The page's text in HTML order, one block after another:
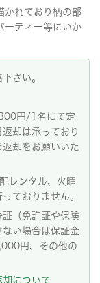
かれており柄の部
ーティー等にいか
さい。
円/1名にて定
却は承っており
却をお願いいた
レンタル、火曜
ておりません。
（免許証や保険
い場合は保証金
円、その他の
却について